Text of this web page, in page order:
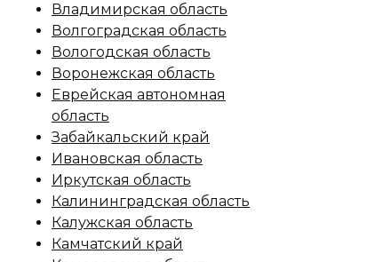
Владимирская область
Волгоградская область
Вологодская область
Воронежская область
Еврейская автономная
область
Забайкальский край
Ивановская область
Иркутская область
Калининградская область
Калужская область
Камчатский край